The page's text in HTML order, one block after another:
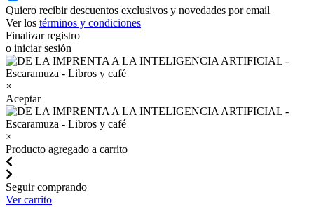
Quiero recibir descuentos exclusivos y novedades por email
Ver los términos y condiciones
Finalizar registro
o iniciar sesión
×
Aceptar
×
Producto agregado a carrito
Seguir comprando
Ver carrito